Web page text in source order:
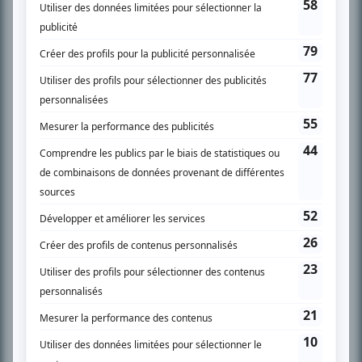
SUR LE RÉSEAU BIZZ MÉDIA
Accueil
Liste des oeuvres
Liste des comédiens
Recherche avancée
À propos
Nous contacter
Termes et conditions
Politique de confidentialité